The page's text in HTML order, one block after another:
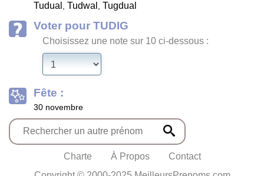
Tudual , Tudwal , Tugdual
Voter pour TUDIG
Choisissez une note sur 10 ci-dessous :
Fête :
30 novembre
Charte À Propos
Contact